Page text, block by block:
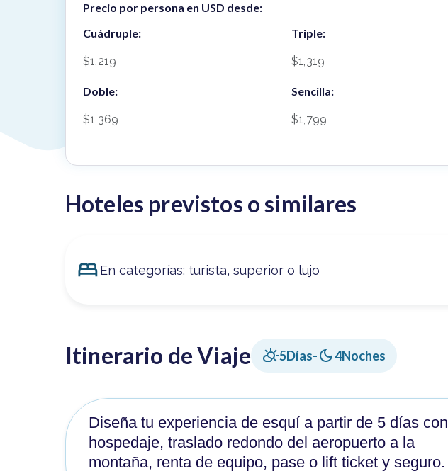
Precio por persona en USD desde:
Cuádruple:
$1,219
Triple:
$1,319
Doble:
$1,369
Sencilla:
$1,799
Hoteles previstos o similares
En categorías; turista, superior o lujo
Itinerario de Viaje 5Días- 4Noches
Diseña tu experiencia de esquí a partir de 5 días con
hospedaje, traslado redondo del aeropuerto a la
montaña, renta de equipo, pase o lift ticket y seguro.